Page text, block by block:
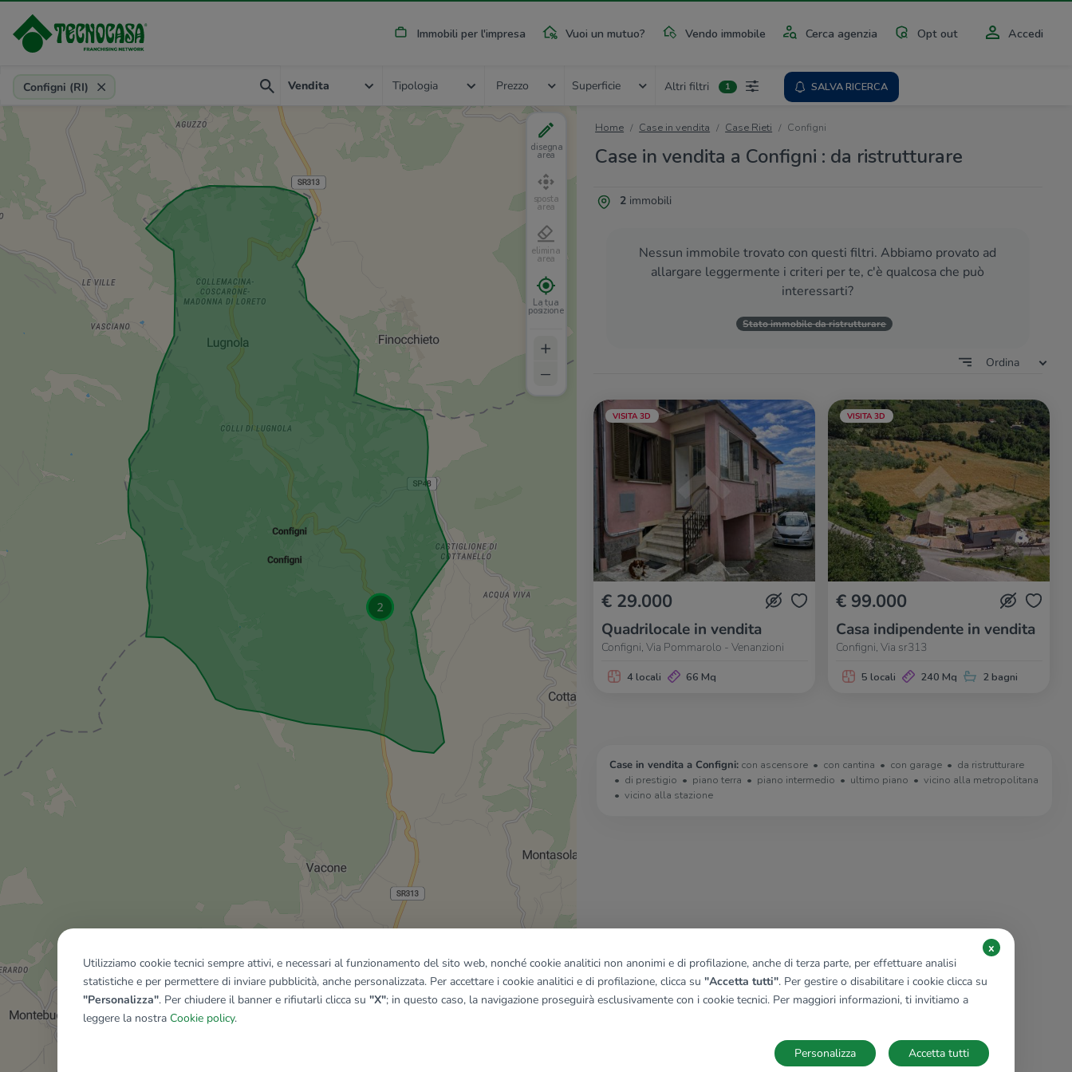
Immobili per l'impresa Vuoi un mutuo? Vendo immobile Cerca agenzia Opt out Accedi
Provincia, comune, zona, riferimento
Configni (RI) Vendita Tipologia Prezzo Superficie Altri filtri 1 SALVA RICERCA
Home Case in vendita Case Rieti Configni
Case in vendita a Configni : da ristrutturare
2immobili
Nessun immobile trovato con questi filtri. Abbiamo provato ad
allargare leggermente i criteri per te, c'è qualcosa che può
interessarti?
Stato immobile da ristrutturare
Ordina
VISITA 3D
€ 29.000
Quadrilocale in vendita
Configni, Via Pommarolo - Venanzioni
4 locali 66 Mq
VISITA 3D
€ 99.000
Casa indipendente in vendita
Configni, Via sr313
5 locali 240 Mq 2 bagni
Case in vendita a Configni: con ascensore con cantina con garage
da ristrutturare
di prestigio
piano terra piano intermedio ultimo piano
vicino alla metropolitana
vicino alla stazione
disegna
area
sposta
area
elimina
area
La tua
posizione
+
–
Mostra tutti gli immobili del riquadro
Utilizziamo cookie tecnici sempre attivi, e necessari al funzionamento del sito web, nonché cookie analitici non anonimi e di profilazione, anche di terza parte, per effettuare analisi
statistiche e per permettere di inviare pubblicità, anche personalizzata. Per accettare i cookie analitici e di profilazione, clicca su "Accetta tutti". Per gestire o disabilitare i cookie clicca su
"Personalizza". Per chiudere il banner e rifiutarli clicca su "X"; in questo caso, la navigazione proseguirà esclusivamente con i cookie tecnici. Per maggiori informazioni, ti invitiamo a
leggere la nostra Cookie policy.
x
Accetta tutti
Personalizza